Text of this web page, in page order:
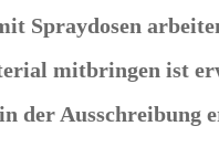
Spraydosen
mitbringen ist
in der